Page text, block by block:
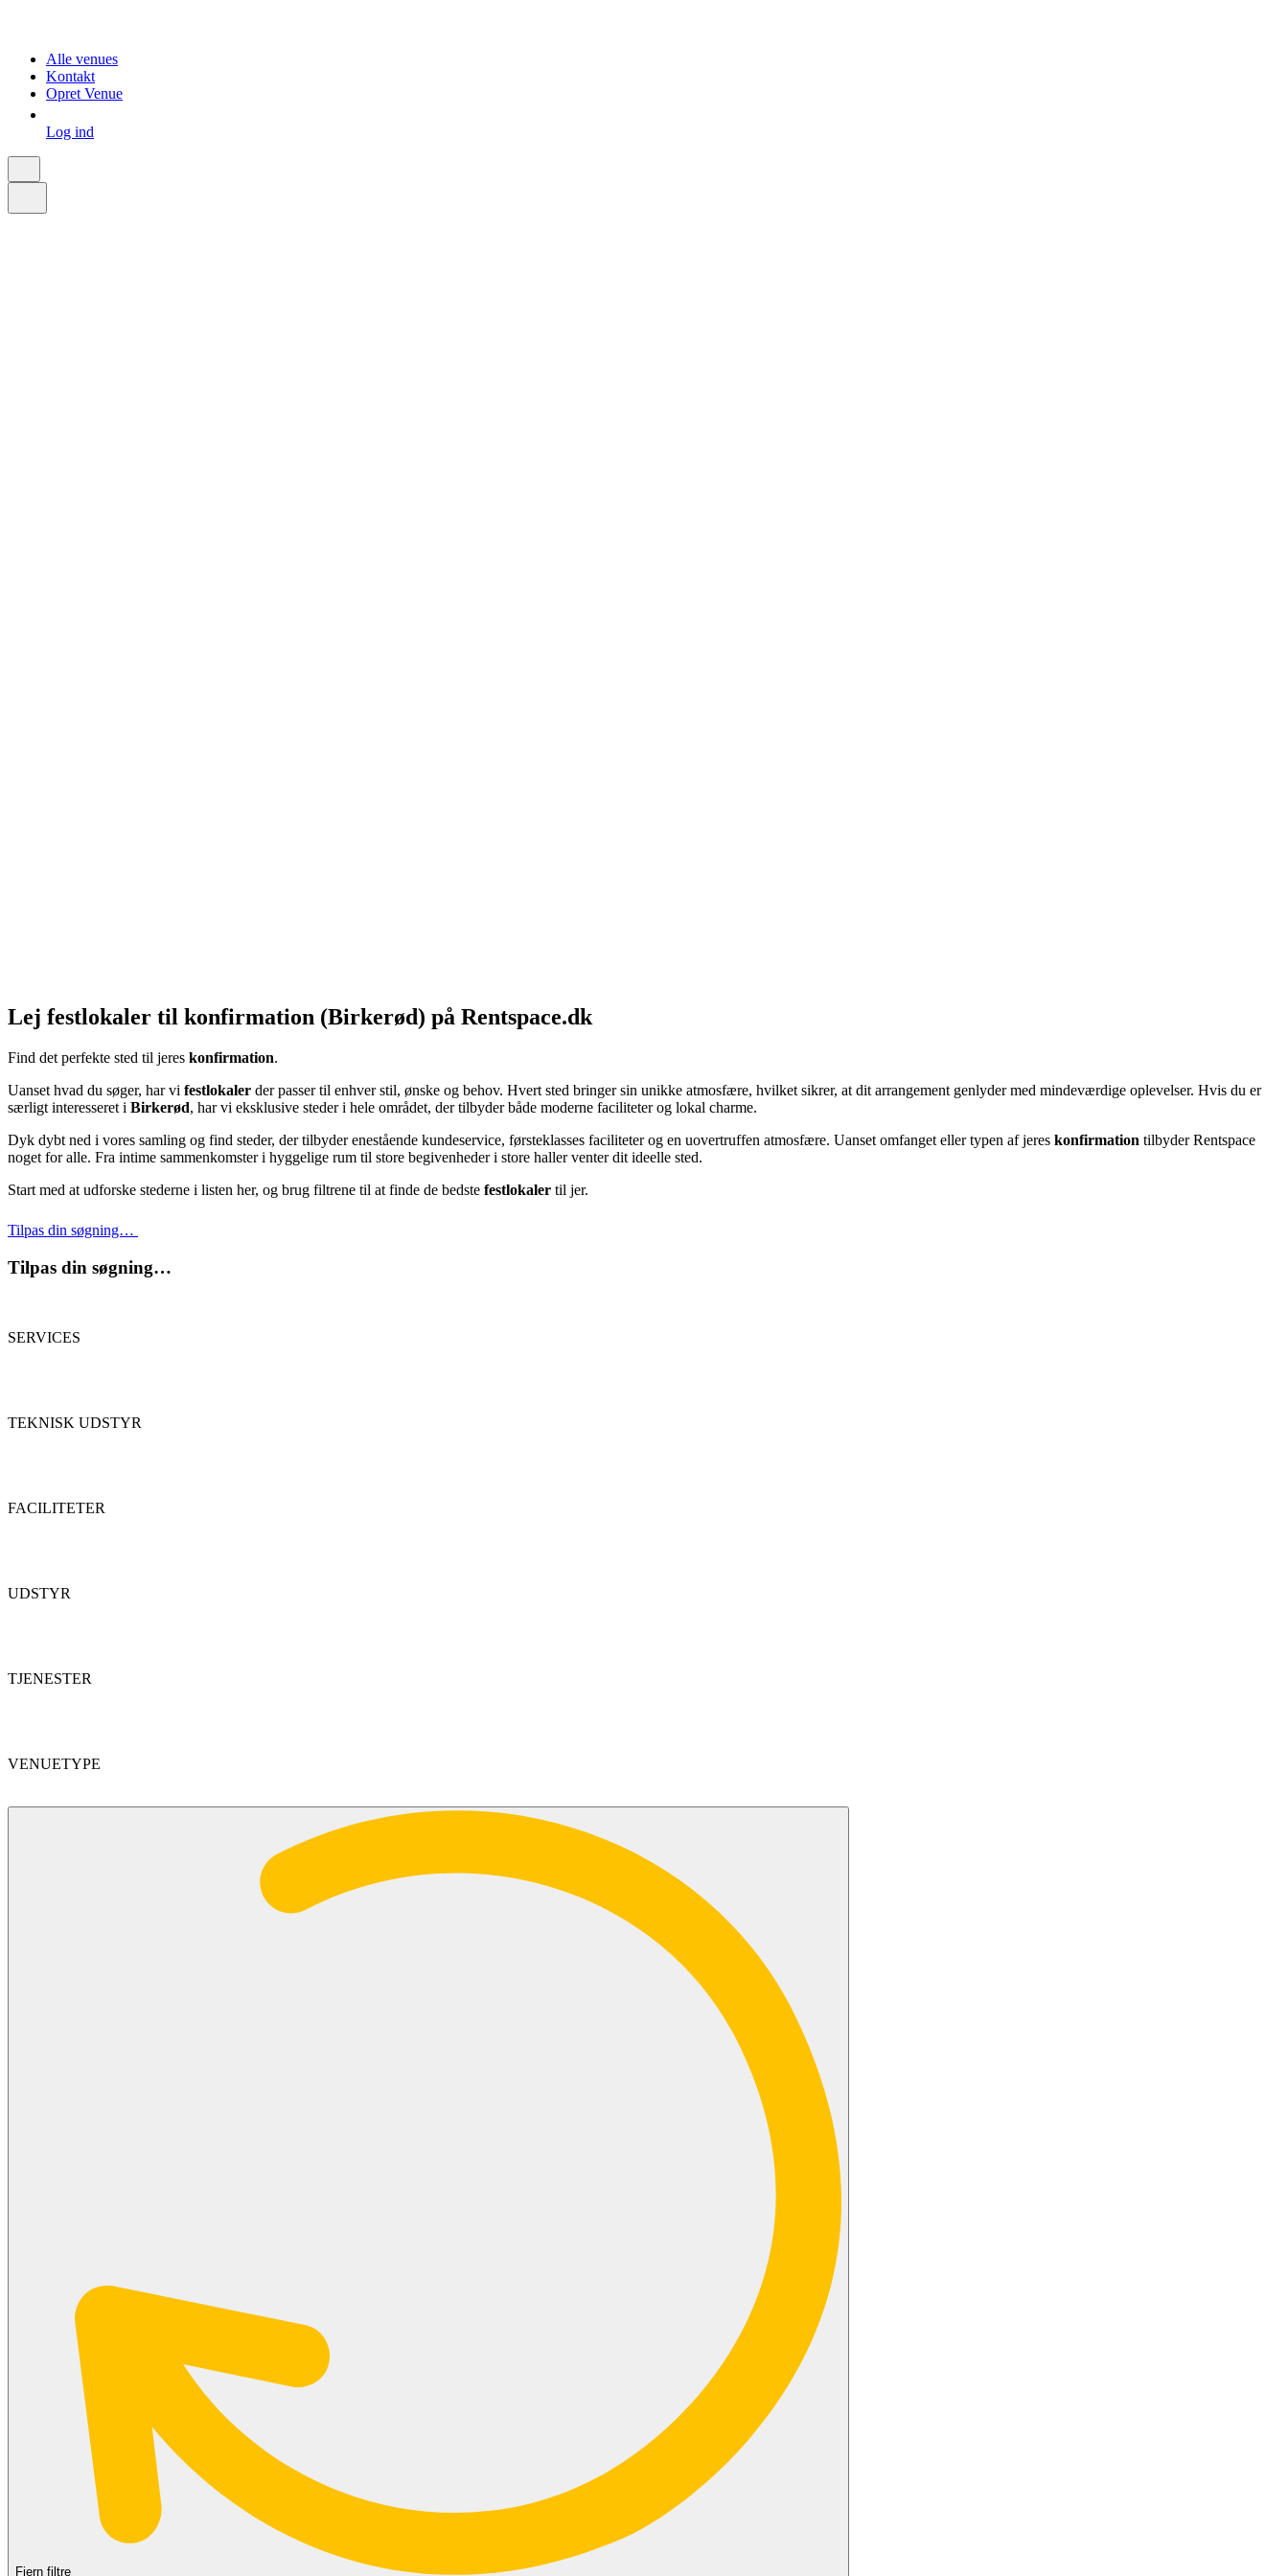
Alle venues
Kontakt
Opret Venue
Log ind
Lej festlokaler til konfirmation (Birkerød) på Rentspace.dk
Find det perfekte sted til jeres konfirmation.
Uanset hvad du søger, har vi festlokaler der passer til enhver stil, ønske og behov. Hvert sted bringer sin unikke atmosfære, hvilket sikrer, at dit arrangement genlyder med mindeværdige oplevelser. Hvis du er
særligt interesseret i Birkerød, har vi eksklusive steder i hele området, der tilbyder både moderne faciliteter og lokal charme.
Dyk dybt ned i vores samling og find steder, der tilbyder enestående kundeservice, førsteklasses faciliteter og en uovertruffen atmosfære. Uanset omfanget eller typen af jeres konfirmation tilbyder Rentspace
noget for alle. Fra intime sammenkomster i hyggelige rum til store begivenheder i store haller venter dit ideelle sted.
Start med at udforske stederne i listen her, og brug filtrene til at finde de bedste festlokaler til jer.
Tilpas din søgning…
Tilpas din søgning…
SERVICES
TEKNISK UDSTYR
FACILITETER
UDSTYR
TJENESTER
VENUETYPE
Fjern filtre